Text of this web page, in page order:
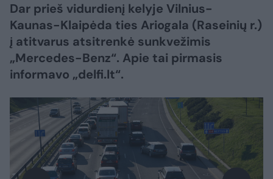
Dar prieš vidurdienį kelyje Vilnius-
Kaunas-Klaipėda ties Ariogala (Raseinių r.)
į atitvarus atsitrenkė sunkvežimis
„Mercedes-Benz“. Apie tai pirmasis
informavo „delfi.lt“.